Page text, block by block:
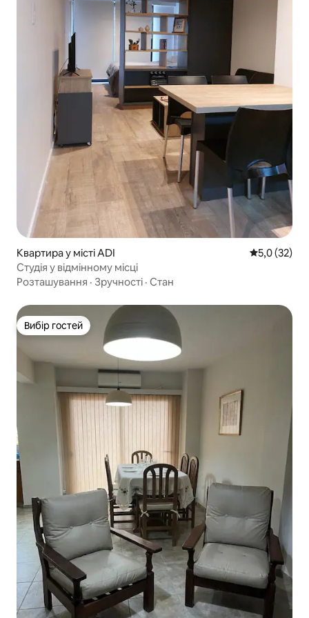
Квартира у місті ADI Середня
5,0 (32)
Студія у відмінному місці
Розташування · Зручності · Стан
Вибір гостей
Вибір гостей